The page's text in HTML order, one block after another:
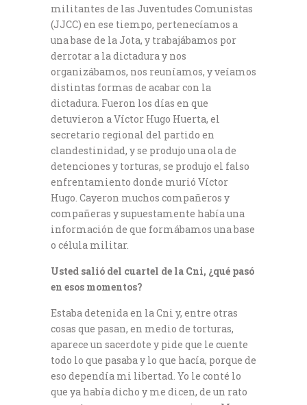
militantes de las Juventudes Comunistas
(JJCC) en ese tiempo, pertenecíamos a
una base de la Jota, y trabajábamos por
derrotar a la dictadura y nos
organizábamos, nos reuníamos, y veíamos
distintas formas de acabar con la
dictadura. Fueron los días en que
detuvieron a Víctor Hugo Huerta, el
secretario regional del partido en
clandestinidad, y se produjo una ola de
detenciones y torturas, se produjo el falso
enfrentamiento donde murió Víctor
Hugo. Cayeron muchos compañeros y
compañeras y supuestamente había una
información de que formábamos una base
o célula militar.
Usted salió del cuartel de la Cni, ¿qué pasó
en esos momentos?
Estaba detenida en la Cni y, entre otras
cosas que pasan, en medio de torturas,
aparece un sacerdote y pide que le cuente
todo lo que pasaba y lo que hacía, porque de
eso dependía mi libertad. Yo le conté lo
que ya había dicho y me dicen, de un rato